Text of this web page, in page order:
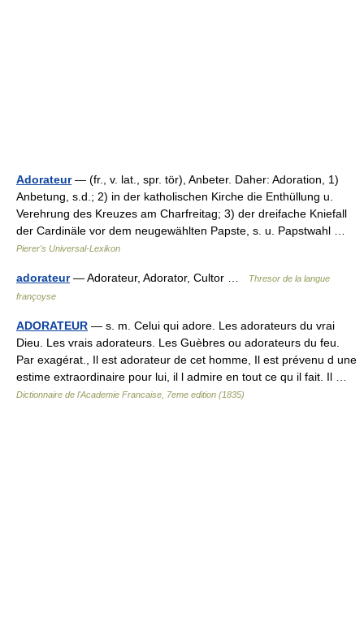
Adorateur— (fr., v. lat., spr. tör), Anbeter. Daher: Adoration, 1)
Anbetung, s.d.; 2) in der katholischen Kirche die Enthüllung u.
Verehrung des Kreuzes am Charfreitag; 3) der dreifache Kniefall
der Cardinäle vor dem neugewählten Papste, s. u. Papstwahl …
Pierer's Universal-Lexikon
adorateur— Adorateur, Adorator, Cultor …
Thresor de la langue
françoyse
ADORATEUR — s. m. Celui qui adore. Les adorateurs du vrai
Dieu. Les vrais adorateurs. Les Guèbres ou adorateurs du feu.
Par exagérat., Il est adorateur de cet homme, Il est prévenu d une
estime extraordinaire pour lui, il l admire en tout ce qu il fait. Il …
Dictionnaire de l'Academie Francaise, 7eme edition (1835)